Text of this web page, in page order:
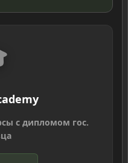
с дипломом гос.